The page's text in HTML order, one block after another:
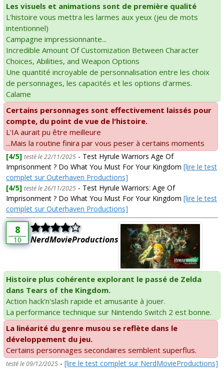
Les visuels et animations sont de première qualité
L'histoire vous mettra les larmes aux yeux (jeu de mots
intentionnel)
Campagne impressionnante...
Incredible Amount Of Customization Between Character
Choices, Abilities, and Weapon Options
Une quantité incroyable de personnalisation entre les choix
de personnages, les capacités et les options d'armes.
Calame
Certains personnages sont effectivement laissés pour
compte, du point de vue de l'histoire.
L'IA aurait pu être meilleure
...Mais la routine finira par vous peser à certains moments
[4/5] testé le 22/11/2025 - Test Hyrule Warriors Age Of
Imprisonment ? Do What You Must For Your Kingdom [lire le test
complet sur Outerhaven Productions]
[4/5] testé le 26/11/2025 - Test Hyrule Warriors: Age Of
Imprisonment ? Do What You Must For Your Kingdom [lire le test
complet sur Outerhaven Productions]
8
10 NerdMovieProductions
Histoire plus cohérente explorant le passé de Zelda
dans Tears of the Kingdom.
Action hack'n'slash rapide et amusante à jouer.
La performance technique sur Nintendo Switch 2 est bonne.
La linéarité du genre musou se reflète dans le
développement du jeu.
Certains personnages secondaires semblent superflus.
testé le 09/12/2025 - [lire le test complet sur NerdMovieProductions]